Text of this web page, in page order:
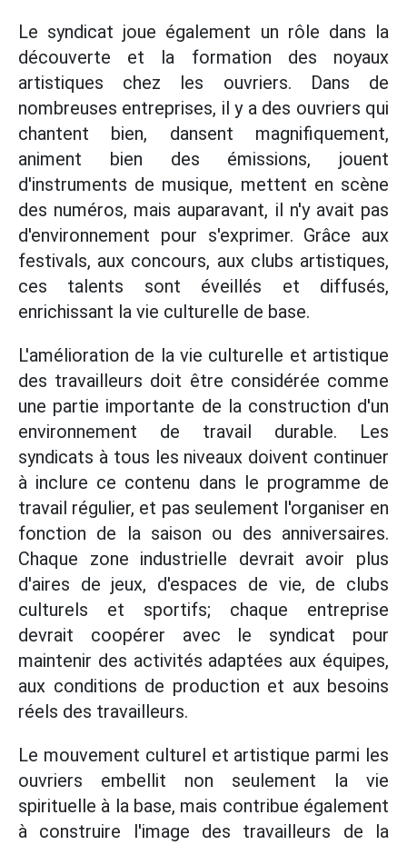
Le syndicat joue également un rôle dans la
découverte et la formation des noyaux
artistiques chez les ouvriers. Dans de
nombreuses entreprises, il y a des ouvriers qui
chantent bien, dansent magnifiquement,
animent bien des émissions, jouent
d'instruments de musique, mettent en scène
des numéros, mais auparavant, il n'y avait pas
d'environnement pour s'exprimer. Grâce aux
festivals, aux concours, aux clubs artistiques,
ces talents sont éveillés et diffusés,
enrichissant la vie culturelle de base.
L'amélioration de la vie culturelle et artistique
des travailleurs doit être considérée comme
une partie importante de la construction d'un
environnement de travail durable. Les
syndicats à tous les niveaux doivent continuer
à inclure ce contenu dans le programme de
travail régulier, et pas seulement l'organiser en
fonction de la saison ou des anniversaires.
Chaque zone industrielle devrait avoir plus
d'aires de jeux, d'espaces de vie, de clubs
culturels et sportifs; chaque entreprise
devrait coopérer avec le syndicat pour
maintenir des activités adaptées aux équipes,
aux conditions de production et aux besoins
réels des travailleurs.
Le mouvement culturel et artistique parmi les
ouvriers embellit non seulement la vie
spirituelle à la base, mais contribue également
à construire l'image des travailleurs de la